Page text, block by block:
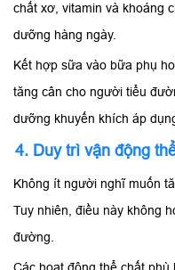
chất xơ, vitamin và khoáng
dưỡng hàng ngày.
Kết hợp sữa vào bữa phụ
tăng cân cho người tiểu
dưỡng khuyến khích áp
4. Duy trì vận động
Không ít người nghĩ muốn
Tuy nhiên, điều này không
đường.